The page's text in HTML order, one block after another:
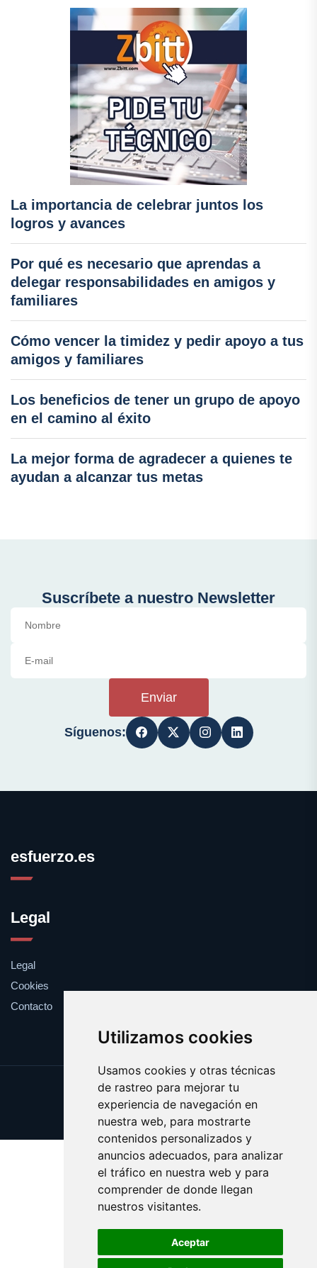
Utilizamos cookies
Usamos cookies y otras técnicas
de rastreo para mejorar tu
experiencia de navegación en
nuestra web, para mostrarte
contenidos personalizados y
anuncios adecuados, para analizar
el tráfico en nuestra web y para
comprender de donde llegan
nuestros visitantes.
Aceptar
La importancia de celebrar juntos los
logros y avances
Por qué es necesario que aprendas a
delegar responsabilidades en amigos y
familiares
Cómo vencer la timidez y pedir apoyo a tus
amigos y familiares
Los beneficios de tener un grupo de apoyo
en el camino al éxito
La mejor forma de agradecer a quienes te
ayudan a alcanzar tus metas
Suscríbete a nuestro Newsletter
Enviar
Síguenos:
esfuerzo.es
Legal
Legal
Cookies
Contacto
Update cookies preferences
Copyright © 2025 esfuerzo.es